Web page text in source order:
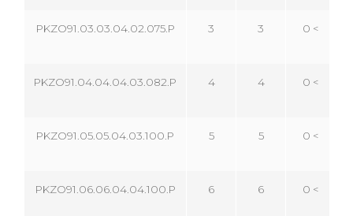
PKZO91.03.03.04.02.075.P 3 3 0 <
PKZO91.04.04.04.03.082.P 4 4 0 <
PKZO91.05.05.04.03.100.P 5 5 0 <
PKZO91.06.06.04.04.100.P 6 6 0 <